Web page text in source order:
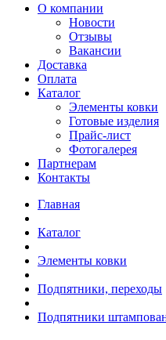
О компании
Новости
Отзывы
Вакансии
Доставка
Оплата
Каталог
Элементы ковки
Готовые изделия
Прайс-лист
Фотогалерея
Партнерам
Контакты
Главная
Каталог
Элементы ковки
Подпятники, переходы
Подпятники